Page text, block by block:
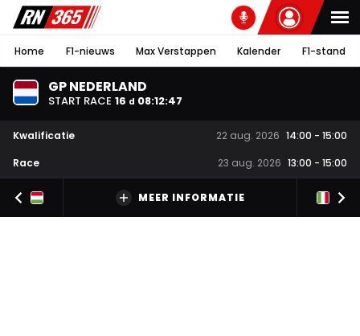
Home F1-nieuws Max Verstappen Kalender F1-stand
GP NEDERLAND
START RACE 16 d 08:12:46
Kwalificatie 22 aug. 2026 14:00 - 15:00
Race
23 aug. 2026 13:00 - 15:00
MEER INFORMATIE